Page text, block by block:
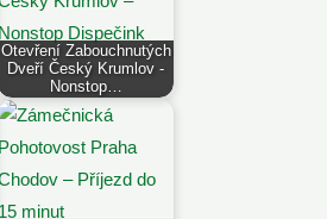
Otevření Zabouchnutých
Dveří Český Krumlov -
Nonstop…